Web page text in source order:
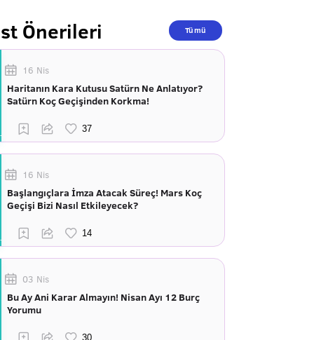
Önerileri Tümü
16 Nis
Haritanın Kara Kutusu Satürn Ne Anlatıyor?
Satürn Koç Geçişinden Korkma!
16 Nis
Başlangıçlara İmza Atacak Süreç! Mars Koç
Geçişi Bizi Nasıl Etkileyecek?
03 Nis
Bu Ay Ani Karar Almayın! Nisan Ayı 12 Burç
Yorumu